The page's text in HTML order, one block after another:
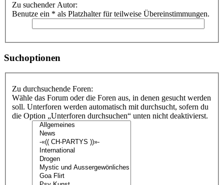
Zu suchender Autor:
Benutze ein * als Platzhalter für teilweise Übereinstimmungen.
Suchoptionen
Zu durchsuchende Foren:
Wähle das Forum oder die Foren aus, in denen gesucht werden
soll. Unterforen werden automatisch mit durchsucht, sofern du
die Option „Unterforen durchsuchen“ unten nicht deaktivierst.